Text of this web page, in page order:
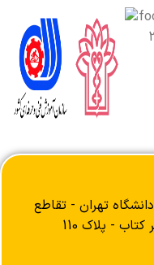
تهران - تقاطع
- پلاک 110